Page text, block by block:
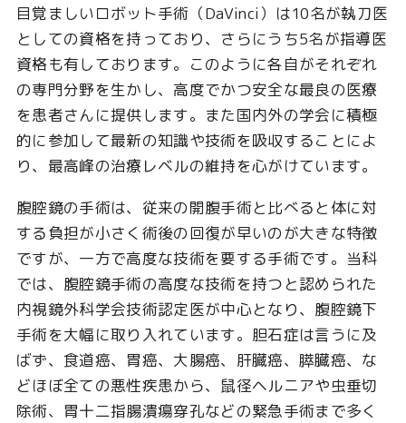
目覚ましいロボット手術（DaVinci）は10名が執刀医
としての資格を持っており、さらにうち5名が指導医
資格も有しております。このように各自がそれぞれ
の専門分野を生かし、高度でかつ安全な最良の医療
を患者さんに提供します。また国内外の学会に積極
的に参加して最新の知識や技術を吸収することによ
り、最高峰の治療レベルの維持を心がけています。
腹腔鏡の手術は、従来の開腹手術と比べると体に対
する負担が小さく術後の回復が早いのが大きな特徴
ですが、一方で高度な技術を要する手術です。当科
では、腹腔鏡手術の高度な技術を持つと認められた
内視鏡外科学会技術認定医が中心となり、腹腔鏡下
手術を大幅に取り入れています。胆石症は言うに及
ばず、食道癌、胃癌、大腸癌、肝臓癌、膵臓癌、な
どほぼ全ての悪性疾患から、鼠径ヘルニアや虫垂切
除術、胃十二指腸潰瘍穿孔などの緊急手術まで多く